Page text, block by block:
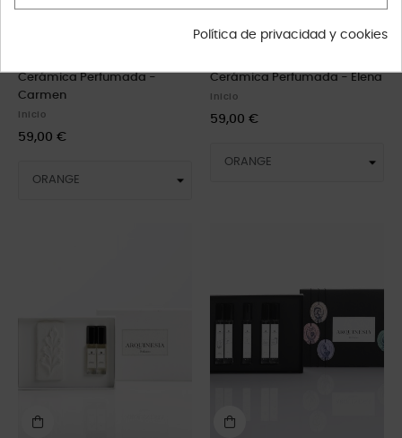
Cerámica Perfumada -
Carmen
Inicio
59,00 €
Cerámica Perfumada - Elena
Inicio
59,00 €
Política de privacidad y cookies